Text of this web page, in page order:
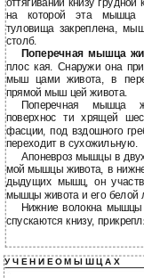
оттягивании книзу
на которой эта мышца
туловища закреплена,
столб.
Поперечная мышца
плос кая. Снаружи она
мыш цами живота, в
прямой мыш цей живота.
Поперечная мышца
поверхнос ти хрящей
фасции, под вздошного
переходит в сухожильную.
Апоневроз мышцы в
мой мышцы живота, в
дыдущих мышц, он
мышцы живота и его белой
Нижние волокна мышцы
спускаются книзу,
У Ч Е Н И Е О М Ы Ш Ц А Х